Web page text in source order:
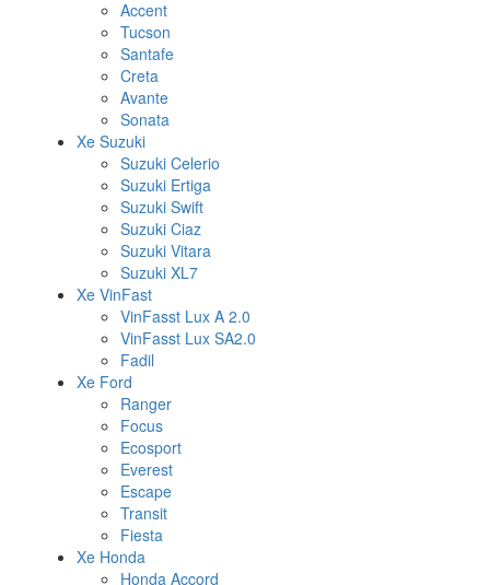
Accent
Tucson
Santafe
Creta
Avante
Sonata
Xe Suzuki
Suzuki Celerio
Suzuki Ertiga
Suzuki Swift
Suzuki Ciaz
Suzuki Vitara
Suzuki XL7
Xe VinFast
VinFasst Lux A 2.0
VinFasst Lux SA2.0
Fadil
Xe Ford
Ranger
Focus
Ecosport
Everest
Escape
Transit
Fiesta
Xe Honda
Honda Accord